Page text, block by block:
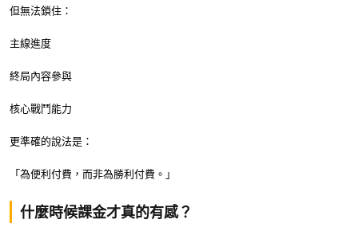
但無法鎖住：
主線進度
終局內容參與
核心戰鬥能力
更準確的說法是：
「為便利付費，而非為勝利付費。」
什麼時候課金才真的有感？